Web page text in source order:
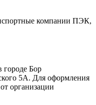
компании ПЭК,
городе Бор
5А. Для оформления
организации